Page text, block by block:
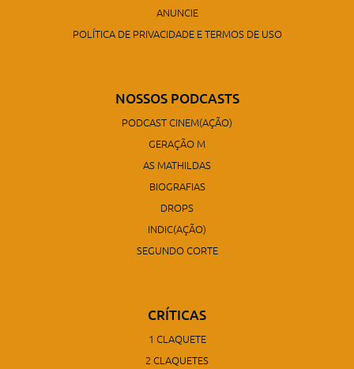
ANUNCIE
POLÍTICA DE PRIVACIDADE E TERMOS DE USO
NOSSOS PODCASTS
PODCAST CINEM(AÇÃO)
GERAÇÃO M
AS MATHILDAS
BIOGRAFIAS
DROPS
INDIC(AÇÃO)
SEGUNDO CORTE
CRÍTICAS
1 CLAQUETE
2 CLAQUETES